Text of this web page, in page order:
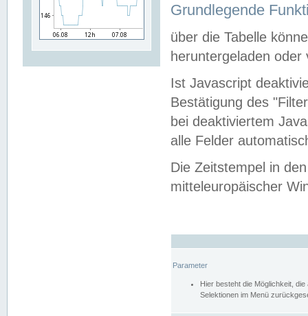
Grundlegende
über die Tabelle
heruntergeladen oder
Ist Javascript
Bestätigung des
bei deaktiviertem
alle Felder
Die Zeitstempel in
mitteleuropäischer
Parameter
Hier besteht die Möglichkeit,
Selektionen im Menü